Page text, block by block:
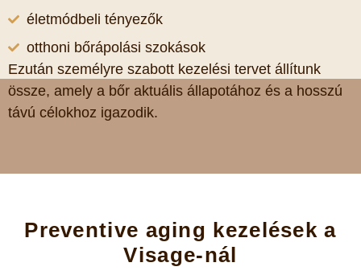
életmódbeli tényezők
otthoni bőrápolási szokások
Ezután személyre szabott kezelési tervet állítunk
össze, amely a bőr aktuális állapotához és a hosszú
távú célokhoz igazodik.
Preventive aging kezelések a
Visage-nál